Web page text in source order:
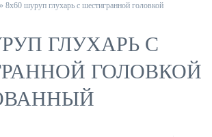
» 8х60 шуруп глухарь с шестигранной головкой
ГЛУХАРЬ С
ГОЛОВКОЙ